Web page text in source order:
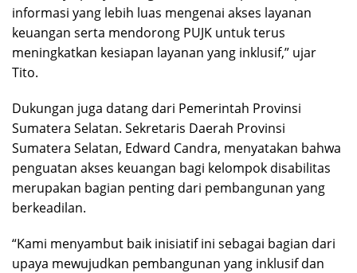
informasi yang lebih luas mengenai akses layanan
keuangan serta mendorong PUJK untuk terus
meningkatkan kesiapan layanan yang inklusif,” ujar
Tito.
Dukungan juga datang dari Pemerintah Provinsi
Sumatera Selatan. Sekretaris Daerah Provinsi
Sumatera Selatan, Edward Candra, menyatakan bahwa
penguatan akses keuangan bagi kelompok disabilitas
merupakan bagian penting dari pembangunan yang
berkeadilan.
“Kami menyambut baik inisiatif ini sebagai bagian dari
upaya mewujudkan pembangunan yang inklusif dan